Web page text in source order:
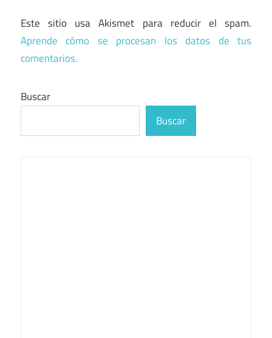
Este sitio usa Akismet para reducir el spam.
Aprende cómo se procesan los datos de tus
comentarios.
Buscar
Buscar